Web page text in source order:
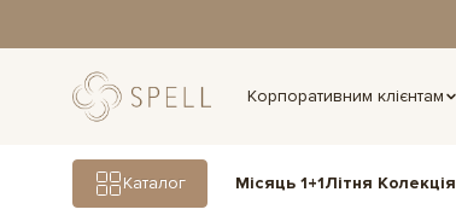
Корпоративним клієнтам
Каталог Місяць 1+1Літня Колекція